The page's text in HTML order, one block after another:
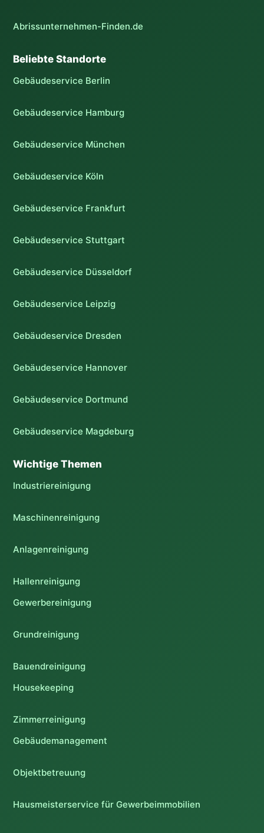
Abrissunternehmen-Finden.de
Beliebte Standorte
Gebäudeservice Berlin
Gebäudeservice Hamburg
Gebäudeservice München
Gebäudeservice Köln
Gebäudeservice Frankfurt
Gebäudeservice Stuttgart
Gebäudeservice Düsseldorf
Gebäudeservice Leipzig
Gebäudeservice Dresden
Gebäudeservice Hannover
Gebäudeservice Dortmund
Gebäudeservice Magdeburg
Wichtige Themen
Industriereinigung
Maschinenreinigung
Anlagenreinigung
Hallenreinigung
Gewerbereinigung
Grundreinigung
Bauendreinigung
Housekeeping
Zimmerreinigung
Gebäudemanagement
Objektbetreuung
Hausmeisterservice für Gewerbeimmobilien